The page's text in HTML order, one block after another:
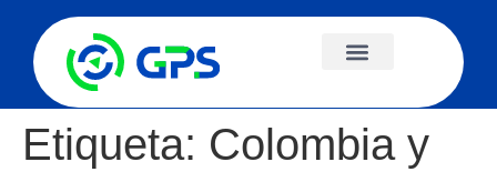
Etiqueta: Colombia y